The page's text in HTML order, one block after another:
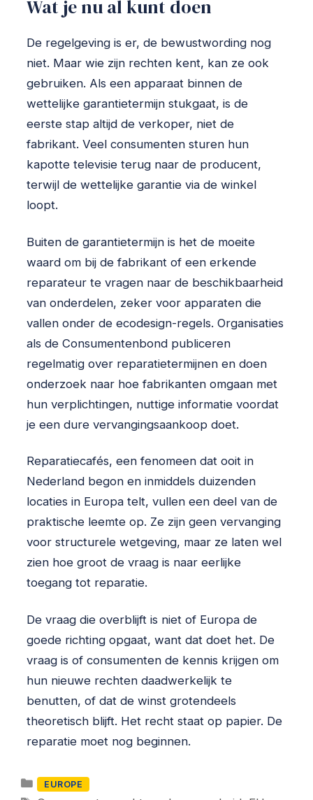
Wat je nu al kunt doen
De regelgeving is er, de bewustwording nog
niet. Maar wie zijn rechten kent, kan ze ook
gebruiken. Als een apparaat binnen de
wettelijke garantietermijn stukgaat, is de
eerste stap altijd de verkoper, niet de
fabrikant. Veel consumenten sturen hun
kapotte televisie terug naar de producent,
terwijl de wettelijke garantie via de winkel
loopt.
Buiten de garantietermijn is het de moeite
waard om bij de fabrikant of een erkende
reparateur te vragen naar de beschikbaarheid
van onderdelen, zeker voor apparaten die
vallen onder de ecodesign-regels. Organisaties
als de Consumentenbond publiceren
regelmatig over reparatietermijnen en doen
onderzoek naar hoe fabrikanten omgaan met
hun verplichtingen, nuttige informatie voordat
je een dure vervangingsaankoop doet.
Reparatiecafés, een fenomeen dat ooit in
Nederland begon en inmiddels duizenden
locaties in Europa telt, vullen een deel van de
praktische leemte op. Ze zijn geen vervanging
voor structurele wetgeving, maar ze laten wel
zien hoe groot de vraag is naar eerlijke
toegang tot reparatie.
De vraag die overblijft is niet of Europa de
goede richting opgaat, want dat doet het. De
vraag is of consumenten de kennis krijgen om
hun nieuwe rechten daadwerkelijk te
benutten, of dat de winst grotendeels
theoretisch blijft. Het recht staat op papier. De
reparatie moet nog beginnen.
Categorieën
EUROPE